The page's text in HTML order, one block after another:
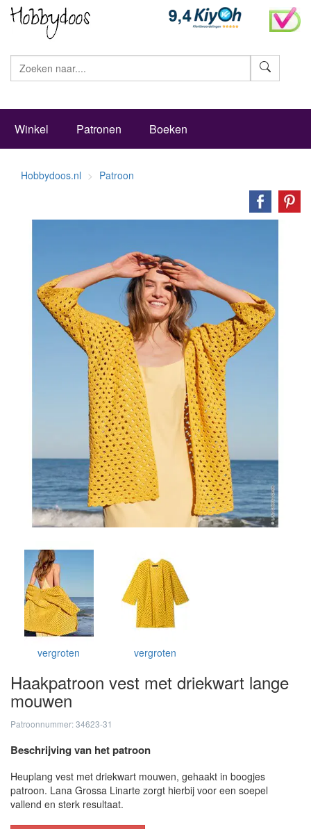
Winkel Patronen Boeken
Hobbydoos.nl Patroon
vergroten vergroten
Haakpatroon vest met driekwart lange
mouwen
Patroonnummer: 34623-31
Beschrijving van het patroon
Heuplang vest met driekwart mouwen, gehaakt in boogjes
patroon. Lana Grossa Linarte zorgt hierbij voor een soepel
vallend en sterk resultaat.